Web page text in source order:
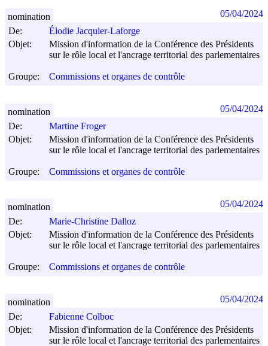
De:
Élodie Jacquier-Laforge
Objet:
Mission d'information de la Conférence des Présidents
sur le rôle local et l'ancrage territorial des parlementaires
Groupe: Commissions et organes de contrôle
nomination 05/04/2024
De:
Martine Froger
Objet:
Mission d'information de la Conférence des Présidents
sur le rôle local et l'ancrage territorial des parlementaires
Groupe: Commissions et organes de contrôle
nomination 05/04/2024
De:
Marie-Christine Dalloz
Objet:
Mission d'information de la Conférence des Présidents
sur le rôle local et l'ancrage territorial des parlementaires
Groupe: Commissions et organes de contrôle
nomination 05/04/2024
De:
Fabienne Colboc
Objet:
Mission d'information de la Conférence des Présidents
sur le rôle local et l'ancrage territorial des parlementaires
nomination 05/04/2024